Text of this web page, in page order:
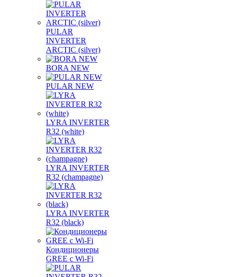
PULAR
INVERTER
ARCTIC (silver)
BORA NEW
PULAR NEW
LYRA INVERTER
R32 (white)
LYRA INVERTER
R32 (champagne)
LYRA INVERTER
R32 (black)
Кондиционеры
GREE с Wi-Fi